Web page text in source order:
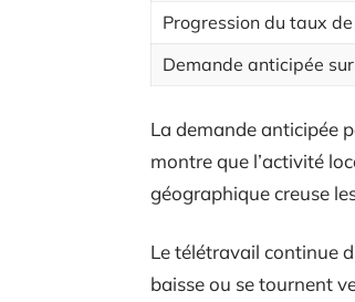
Progression du taux
Demande anticipée sur
La demande anticipée
montre que l’activité
géographique creuse
Le télétravail continue
baisse ou se tournent